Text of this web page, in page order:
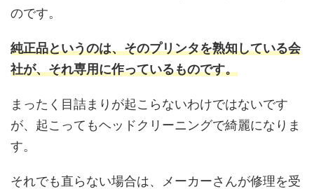
のです。
純正品というのは、そのプリンタを熟知している会
社が、それ専用に作っているものです。
まったく目詰まりが起こらないわけではないです
が、起こってもヘッドクリーニングで綺麗になりま
す。
それでも直らない場合は、メーカーさんが修理を受